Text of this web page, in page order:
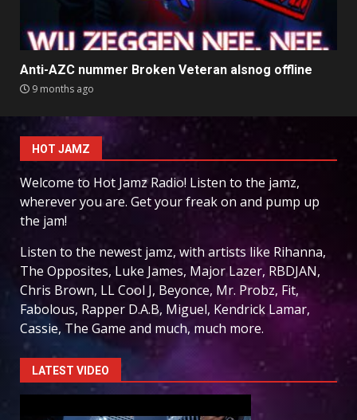
Anti-AZC nummer Broken Veteran alsnog offline
9 months ago
HOT JAMZ
Welcome to Hot Jamz Radio! Listen to the jamz,
wherever you are. Get your freak on and pump up
the jam!
Listen to the newest jamz, with artists like Rihanna,
The Opposites, Luke James, Major Lazer, RBDJAN,
Chris Brown, LL Cool J, Beyonce, Mr. Probz, Fit,
Fabolous, Rapper D.A.B, Miguel, Kendrick Lamar,
Cassie, The Game and much, much more.
LATEST VIDEO